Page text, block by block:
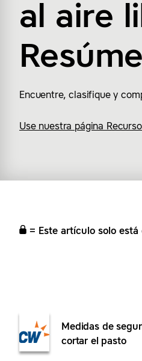
al aire
Encuentre, clasifique y
Use nuestra página
= Este artículo solo
Medidas de
cortar el pasto